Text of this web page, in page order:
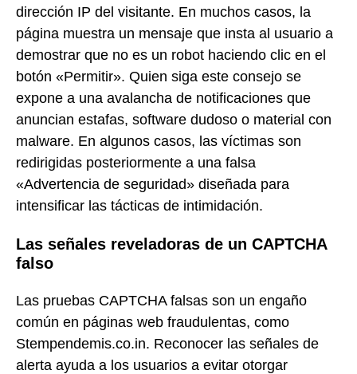
dirección IP del visitante. En muchos casos, la
página muestra un mensaje que insta al usuario a
demostrar que no es un robot haciendo clic en el
botón «Permitir». Quien siga este consejo se
expone a una avalancha de notificaciones que
anuncian estafas, software dudoso o material con
malware. En algunos casos, las víctimas son
redirigidas posteriormente a una falsa
«Advertencia de seguridad» diseñada para
intensificar las tácticas de intimidación.
Las señales reveladoras de un CAPTCHA
falso
Las pruebas CAPTCHA falsas son un engaño
común en páginas web fraudulentas, como
Stempendemis.co.in. Reconocer las señales de
alerta ayuda a los usuarios a evitar otorgar